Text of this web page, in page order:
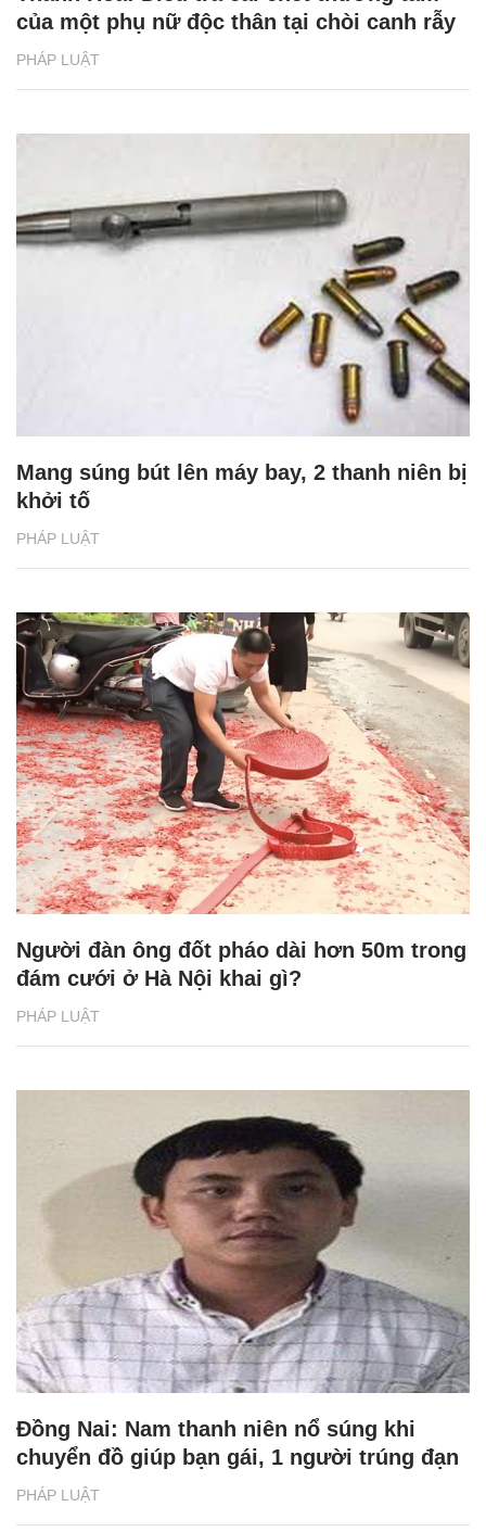
PHÁP LUẬT
của một phụ nữ độc thân tại chòi canh rẫy
PHÁP LUẬT
Mang súng bút lên máy bay, 2 thanh niên bị
khởi tố
PHÁP LUẬT
Người đàn ông đốt pháo dài hơn 50m trong
đám cưới ở Hà Nội khai gì?
PHÁP LUẬT
Đồng Nai: Nam thanh niên nổ súng khi
chuyển đồ giúp bạn gái, 1 người trúng đạn